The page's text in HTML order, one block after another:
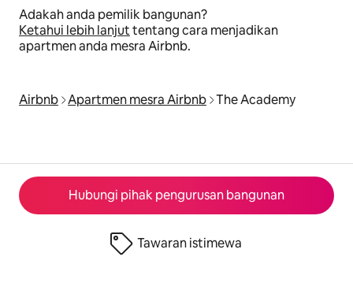
Hubungi pihak pengurusan bangunan
Tawaran istimewa
Adakah anda pemilik bangunan?
Ketahui lebih lanjuttentang cara menjadikan
apartmen anda mesra Airbnb.
Airbnb Apartmen mesra Airbnb The Academy